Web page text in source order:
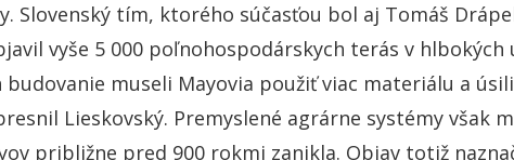
Slovenský tím, ktorého súčasťou bol aj Tomáš
vyše 5 000 poľnohospodárskych terás v hlbokých
budovanie museli Mayovia použiť viac materiálu a
Lieskovský. Premyslené agrárne systémy však
približne pred 900 rokmi zanikla. Objav totiž